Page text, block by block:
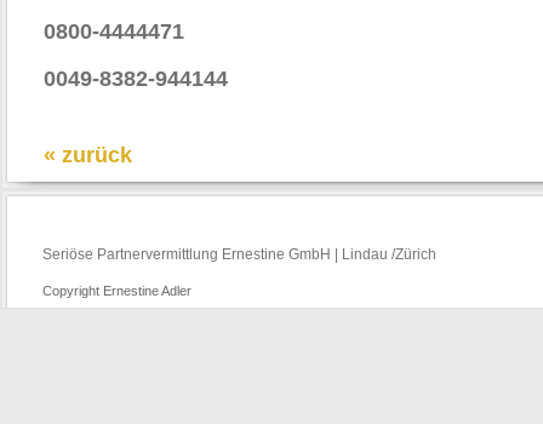
0800-4444471
0049-8382-944144
« zurück
Seriöse Partnervermittlung Ernestine GmbH | Lindau /Zürich
Copyright Ernestine Adler